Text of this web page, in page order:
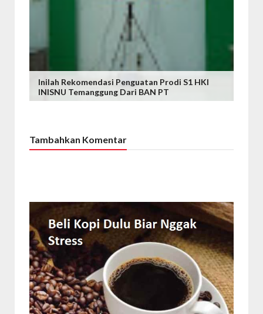
Inilah Rekomendasi Penguatan Prodi S1 HKI
INISNU Temanggung Dari BAN PT
Tambahkan Komentar